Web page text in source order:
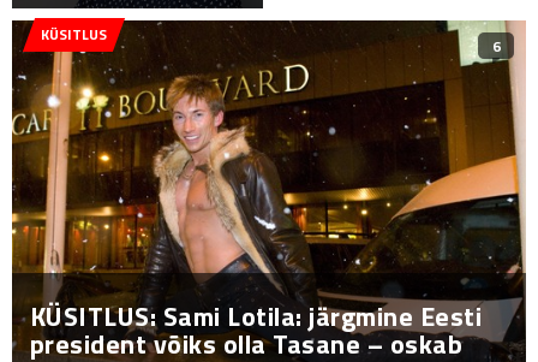
KÜSITLUS
6
KÜSITLUS: Sami Lotila: järgmine Eesti
president võiks olla Tasane – oskab